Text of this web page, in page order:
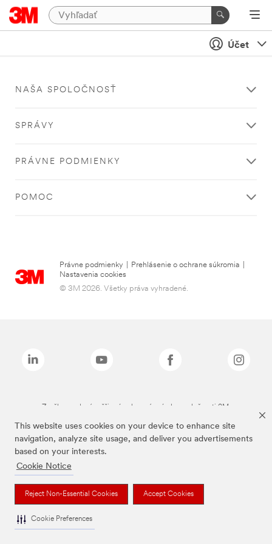
This website uses cookies on your device to enhance site
navigation, analyze site usage, and deliver you advertisements
based on your interests.
Cookie Notice
Reject Non-Essential Cookies Accept Cookies
Cookie Preferences
Účet
NAŠA SPOLOČNOSŤ
SPRÁVY
PRÁVNE PODMIENKY
POMOC
Právne podmienky Prehlásenie o ochrane súkromia
Nastavenia cookies
© 3M 2026. Všetky práva vyhradené.
Značky uvedené vyššie sú ochranné známky spoločnosti 3M.